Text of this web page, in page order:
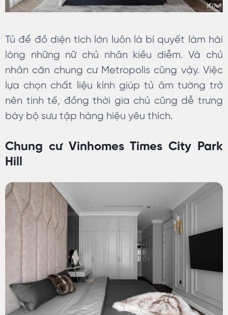
Tủ để đồ diện tích lớn luôn là bí quyết làm hài
lòng những nữ chủ nhân kiều diễm. Và chủ
nhân căn chung cư Metropolis cũng vậy. Việc
lựa chọn chất liệu kính giúp tủ âm tường trở
nên tinh tế, đồng thời gia chủ cũng dễ trưng
bày bộ sưu tập hàng hiệu yêu thích.
Chung cư Vinhomes Times City Park
Hill